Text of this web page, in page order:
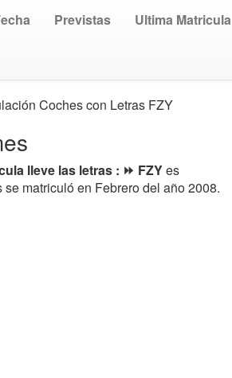
Previstas Ultima Matricula
Coches con Letras FZY
lleve las letras : ⏩ FZYes
matriculó en Febrero del año 2008.